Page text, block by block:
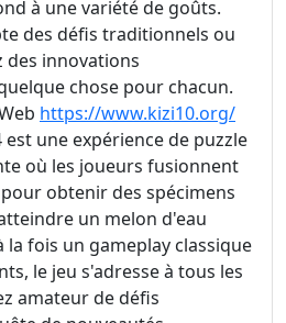
à une variété de goûts.
des défis traditionnels ou
des innovations
chose pour chacun.
https://www.kizi10.org/
une expérience de puzzle
où les joueurs fusionnent
obtenir des spécimens
un melon d'eau
fois un gameplay classique
le jeu s'adresse à tous les
amateur de défis